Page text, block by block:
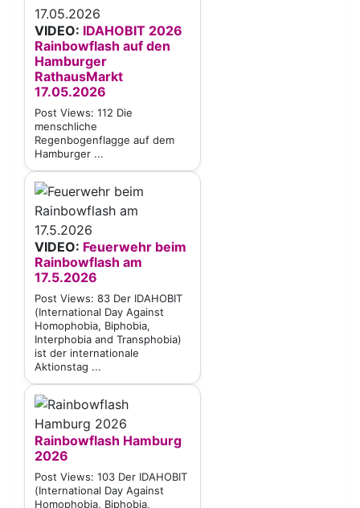
VIDEO: IDAHOBIT 2026
Rainbowflash auf den
Hamburger
RathausMarkt
17.05.2026
Post Views: 112 Die
menschliche
Regenbogenflagge auf dem
Hamburger ...
VIDEO: Feuerwehr beim
Rainbowflash am
17.5.2026
Post Views: 83 Der IDAHOBIT
(International Day Against
Homophobia, Biphobia,
Interphobia and Transphobia)
ist der internationale
Aktionstag ...
Rainbowflash Hamburg
2026
Post Views: 103 Der IDAHOBIT
(International Day Against
Homophobia, Biphobia,